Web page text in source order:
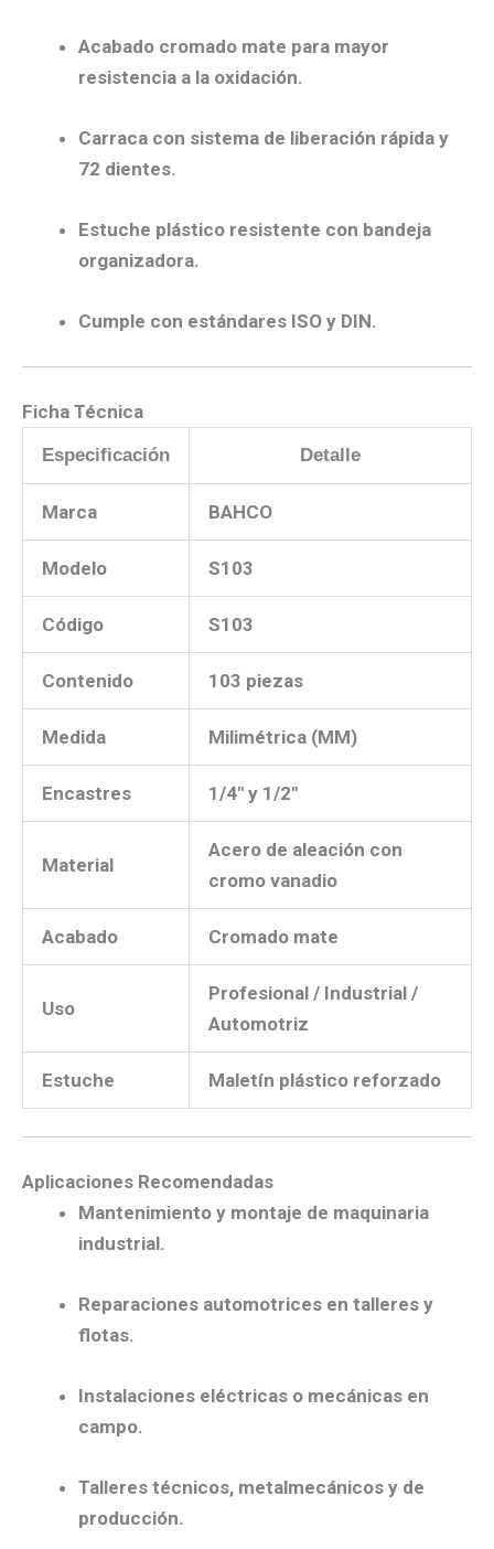
Acabado cromado mate para mayor
resistencia a la oxidación.
Carraca con sistema de liberación rápida y
72 dientes.
Estuche plástico resistente con bandeja
organizadora.
Cumple con estándares ISO y DIN.
Ficha Técnica
Especificación Detalle
Marca BAHCO
Modelo S103
Código S103
Contenido 103 piezas
Medida Milimétrica (MM)
Encastres 1/4″ y 1/2″
Material
Acero de aleación con
cromo vanadio
Acabado Cromado mate
Uso
Profesional / Industrial /
Automotriz
Estuche Maletín plástico reforzado
Aplicaciones Recomendadas
Mantenimiento y montaje de maquinaria
industrial.
Reparaciones automotrices en talleres y
flotas.
Instalaciones eléctricas o mecánicas en
campo.
Talleres técnicos, metalmecánicos y de
producción.